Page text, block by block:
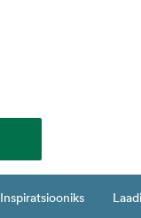
Inspiratsiooniks